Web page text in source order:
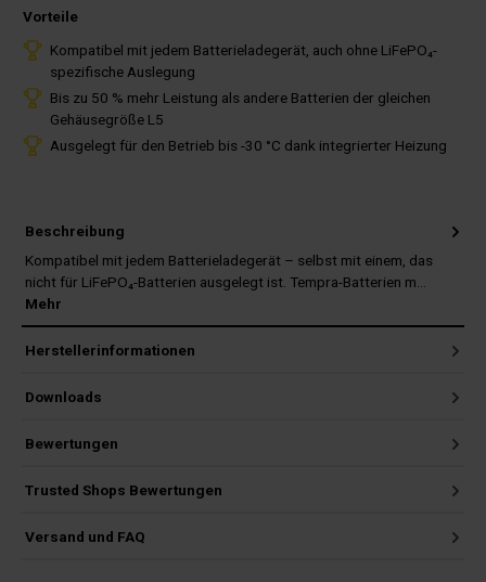
Vorteile
Kompatibel mit jedem Batterieladegerät, auch ohne LiFePO₄-
spezifische Auslegung
Bis zu 50 % mehr Leistung als andere Batterien der gleichen
Gehäusegröße L5
Ausgelegt für den Betrieb bis -30 °C dank integrierter Heizung
Beschreibung
Kompatibel mit jedem Batterieladegerät – selbst mit einem, das
nicht für LiFePO₄-Batterien ausgelegt ist. Tempra-Batterien m…
Mehr
Herstellerinformationen
Downloads
Bewertungen
Trusted Shops Bewertungen
Versand und FAQ